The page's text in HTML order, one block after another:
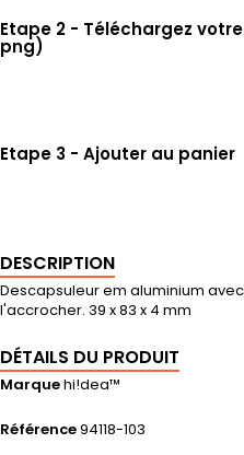
Etape 2 - Téléchargez
png)
Etape 3 - Ajouter au panier
DESCRIPTION
Descapsuleur em aluminium
l'accrocher. 39 x 83 x 4 mm
DÉTAILS DU PRODUIT
Marquehi!dea™
Référence94118-103